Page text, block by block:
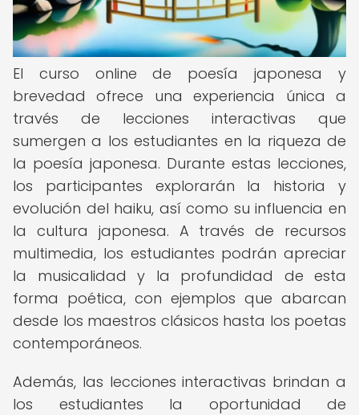
El curso online de poesía japonesa y
brevedad ofrece una experiencia única a
través de lecciones interactivas que
sumergen a los estudiantes en la riqueza de
la poesía japonesa. Durante estas lecciones,
los participantes explorarán la historia y
evolución del haiku, así como su influencia en
la cultura japonesa. A través de recursos
multimedia, los estudiantes podrán apreciar
la musicalidad y la profundidad de esta
forma poética, con ejemplos que abarcan
desde los maestros clásicos hasta los poetas
contemporáneos.
Además, las lecciones interactivas brindan a
los estudiantes la oportunidad de